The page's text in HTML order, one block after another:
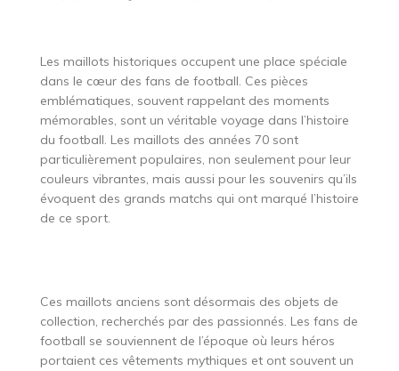
Les maillots historiques occupent une place spéciale
dans le cœur des fans de football. Ces pièces
emblématiques, souvent rappelant des moments
mémorables, sont un véritable voyage dans l’histoire
du football. Les maillots des années 70 sont
particulièrement populaires, non seulement pour leur
couleurs vibrantes, mais aussi pour les souvenirs qu’ils
évoquent des grands matchs qui ont marqué l’histoire
de ce sport.
Ces maillots anciens sont désormais des objets de
collection, recherchés par des passionnés. Les fans de
football se souviennent de l’époque où leurs héros
portaient ces vêtements mythiques et ont souvent un